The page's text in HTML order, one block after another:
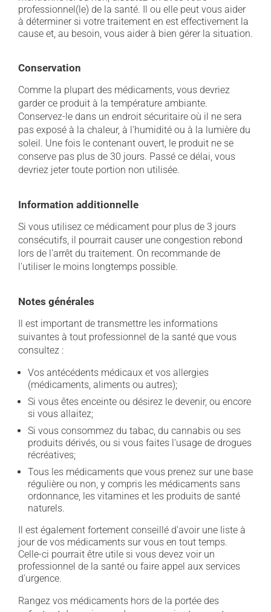
professionnel(le) de la santé. Il ou elle peut vous aider
à déterminer si votre traitement en est effectivement la
cause et, au besoin, vous aider à bien gérer la situation.
Conservation
Comme la plupart des médicaments, vous devriez
garder ce produit à la température ambiante.
Conservez-le dans un endroit sécuritaire où il ne sera
pas exposé à la chaleur, à l'humidité ou à la lumière du
soleil. Une fois le contenant ouvert, le produit ne se
conserve pas plus de 30 jours. Passé ce délai, vous
devriez jeter toute portion non utilisée.
Information additionnelle
Si vous utilisez ce médicament pour plus de 3 jours
consécutifs, il pourrait causer une congestion rebond
lors de l'arrêt du traitement. On recommande de
l'utiliser le moins longtemps possible.
Notes générales
Il est important de transmettre les informations
suivantes à tout professionnel de la santé que vous
consultez :
Vos antécédents médicaux et vos allergies
(médicaments, aliments ou autres);
Si vous êtes enceinte ou désirez le devenir, ou encore
si vous allaitez;
Si vous consommez du tabac, du cannabis ou ses
produits dérivés, ou si vous faites l'usage de drogues
récréatives;
Tous les médicaments que vous prenez sur une base
régulière ou non, y compris les médicaments sans
ordonnance, les vitamines et les produits de santé
naturels.
Il est également fortement conseillé d'avoir une liste à
jour de vos médicaments sur vous en tout temps.
Celle-ci pourrait être utile si vous devez voir un
professionnel de la santé ou faire appel aux services
d'urgence.
Rangez vos médicaments hors de la portée des